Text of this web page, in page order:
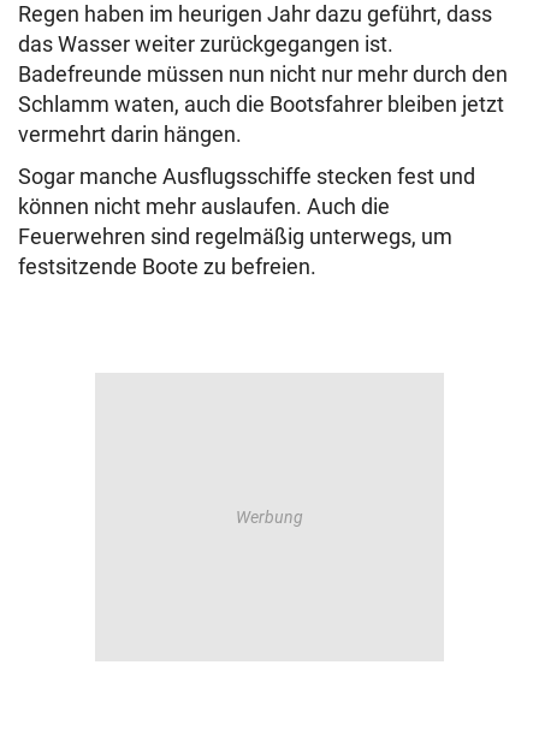
Regen haben im heurigen Jahr dazu geführt, dass
das Wasser weiter zurückgegangen ist.
Badefreunde müssen nun nicht nur mehr durch den
Schlamm waten, auch die Bootsfahrer bleiben jetzt
vermehrt darin hängen.
Sogar manche Ausflugsschiffe stecken fest und
können nicht mehr auslaufen. Auch die
Feuerwehren sind regelmäßig unterwegs, um
festsitzende Boote zu befreien.